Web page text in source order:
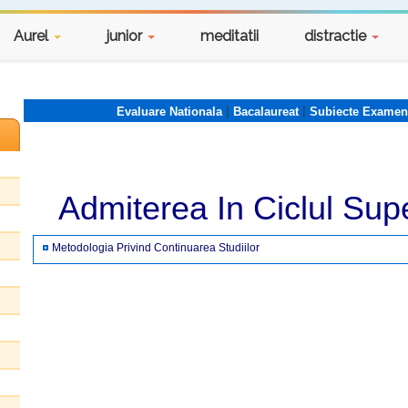
Aurel junior meditatii distractie
Evaluare Nationala| Bacalaureat| Subiecte Examen
Admiterea In Ciclul
Metodologia Privind Continuarea Studiilor